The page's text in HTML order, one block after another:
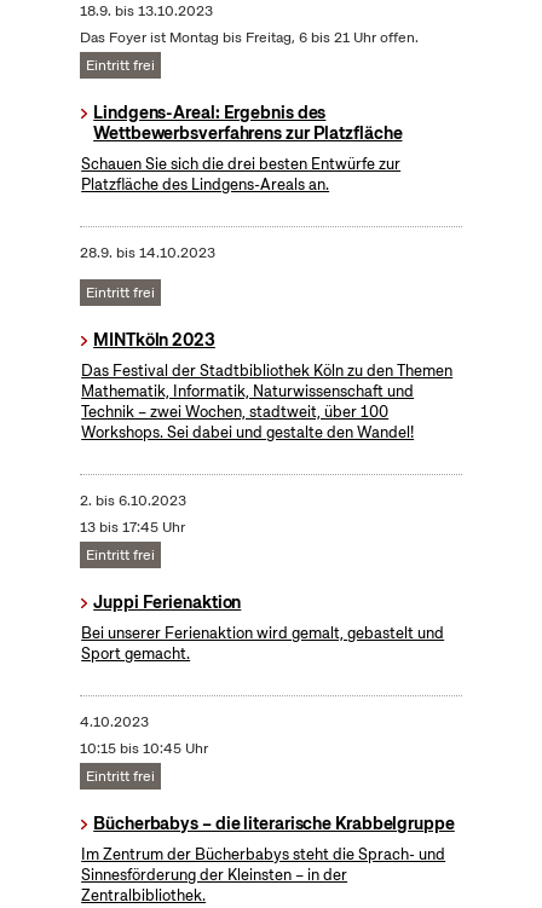
18.9. bis13.10.2023
Das Foyer ist Montag bis Freitag, 6 bis 21 Uhr offen.
Eintritt frei
Lindgens-Areal: Ergebnis des
Wettbewerbsverfahrens zur Platzfläche
Schauen Sie sich die drei besten Entwürfe zur
Platzfläche des Lindgens-Areals an.
28.9. bis14.10.2023
Eintritt frei
MINTköln 2023
Das Festival der Stadtbibliothek Köln zu den Themen
Mathematik, Informatik, Naturwissenschaft und
Technik – zwei Wochen, stadtweit, über 100
Workshops. Sei dabei und gestalte den Wandel!
2. bis6.10.2023
13 bis 17:45 Uhr
Eintritt frei
Juppi Ferienaktion
Bei unserer Ferienaktion wird gemalt, gebastelt und
Sport gemacht.
4.10.2023
10:15 bis 10:45 Uhr
Eintritt frei
Bücherbabys – die literarische Krabbelgruppe
Im Zentrum der Bücherbabys steht die Sprach- und
Sinnesförderung der Kleinsten – in der
Zentralbibliothek.